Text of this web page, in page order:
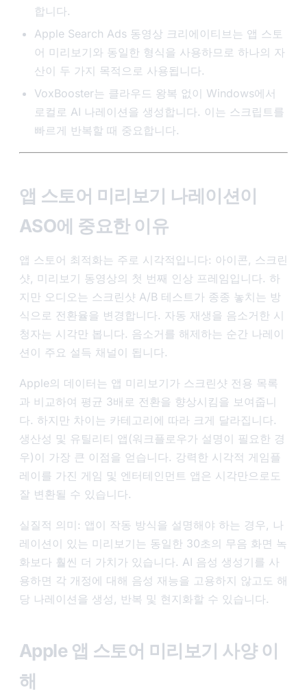
합니다.
Apple Search Ads 동영상 크리에이티브는 앱 스토
어 미리보기와 동일한 형식을 사용하므로 하나의 자
산이 두 가지 목적으로 사용됩니다.
VoxBooster는 클라우드 왕복 없이 Windows에서
로컬로 AI 나레이션을 생성합니다. 이는 스크립트를
빠르게 반복할 때 중요합니다.
앱 스토어 미리보기 나레이션이
ASO에 중요한 이유
앱 스토어 최적화는 주로 시각적입니다: 아이콘, 스크린
샷, 미리보기 동영상의 첫 번째 인상 프레임입니다. 하
지만 오디오는 스크린샷 A/B 테스트가 종종 놓치는 방
식으로 전환율을 변경합니다. 자동 재생을 음소거한 시
청자는 시각만 봅니다. 음소거를 해제하는 순간 나레이
션이 주요 설득 채널이 됩니다.
Apple의 데이터는 앱 미리보기가 스크린샷 전용 목록
과 비교하여 평균 3배로 전환을 향상시킴을 보여줍니
다. 하지만 차이는 카테고리에 따라 크게 달라집니다.
생산성 및 유틸리티 앱(워크플로우가 설명이 필요한 경
우)이 가장 큰 이점을 얻습니다. 강력한 시각적 게임플
레이를 가진 게임 및 엔터테인먼트 앱은 시각만으로도
잘 변환될 수 있습니다.
실질적 의미: 앱이 작동 방식을 설명해야 하는 경우, 나
레이션이 있는 미리보기는 동일한 30초의 무음 화면 녹
화보다 훨씬 더 가치가 있습니다. AI 음성 생성기를 사
용하면 각 개정에 대해 음성 재능을 고용하지 않고도 해
당 나레이션을 생성, 반복 및 현지화할 수 있습니다.
Apple 앱 스토어 미리보기 사양 이
해